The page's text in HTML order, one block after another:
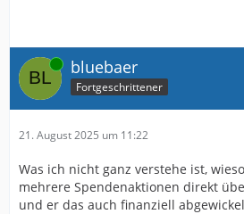
Online bluebaer
Fortgeschrittener
21. August 2025 um 11:22
Was ich nicht ganz verstehe ist,
mehrere Spendenaktionen direkt
und er das auch finanziell